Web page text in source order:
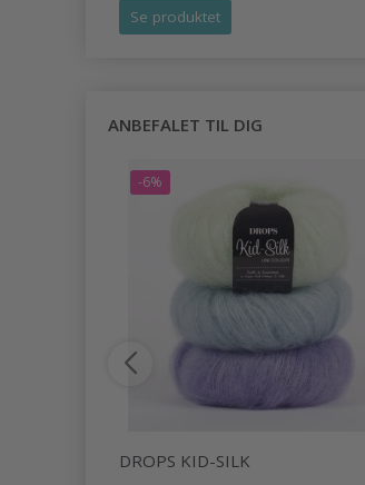
Se produktet
ANBEFALET TIL DIG
-6%
DROPS KID-SILK